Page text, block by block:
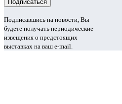
Подписавшись на новости, Вы
будете получать периодические
извещения о предстоящих
выставках на ваш e-mail.